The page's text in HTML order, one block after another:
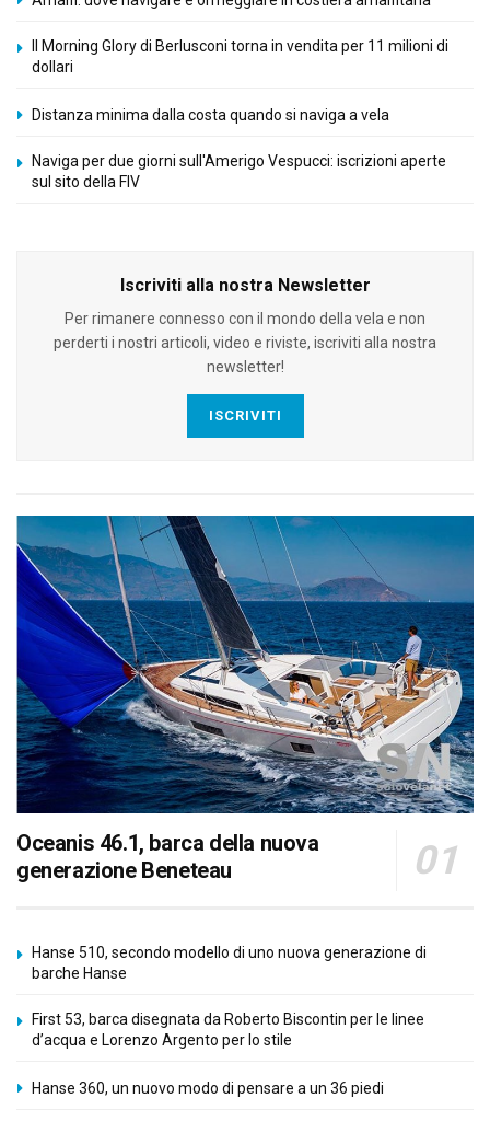
Il Morning Glory di Berlusconi torna in vendita per 11 milioni di
dollari
Distanza minima dalla costa quando si naviga a vela
Naviga per due giorni sull'Amerigo Vespucci: iscrizioni aperte
sul sito della FIV
Iscriviti alla nostra Newsletter
Per rimanere connesso con il mondo della vela e non
perderti i nostri articoli, video e riviste, iscriviti alla nostra
newsletter!
ISCRIVITI
Oceanis 46.1, barca della nuova
generazione Beneteau
Hanse 510, secondo modello di uno nuova generazione di
barche Hanse
First 53, barca disegnata da Roberto Biscontin per le linee
d’acqua e Lorenzo Argento per lo stile
Hanse 360, un nuovo modo di pensare a un 36 piedi